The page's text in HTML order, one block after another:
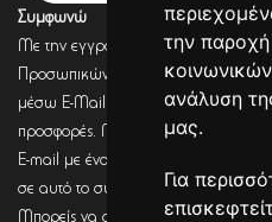
την παροχή
ανάλυση
μας.
Για
Συμφωνώ
Με την εγγραφή σου, συμφωνείς με
Προσωπικών Δεδομένων και
μέσω E-Mail να στέλνει πληροφορίες
προσφορές. Μετά από έλεγχο από
E-mail με ένα link επιβεβαίωσης
σε αυτό το σύνδεσμο, η εγγραφή θα